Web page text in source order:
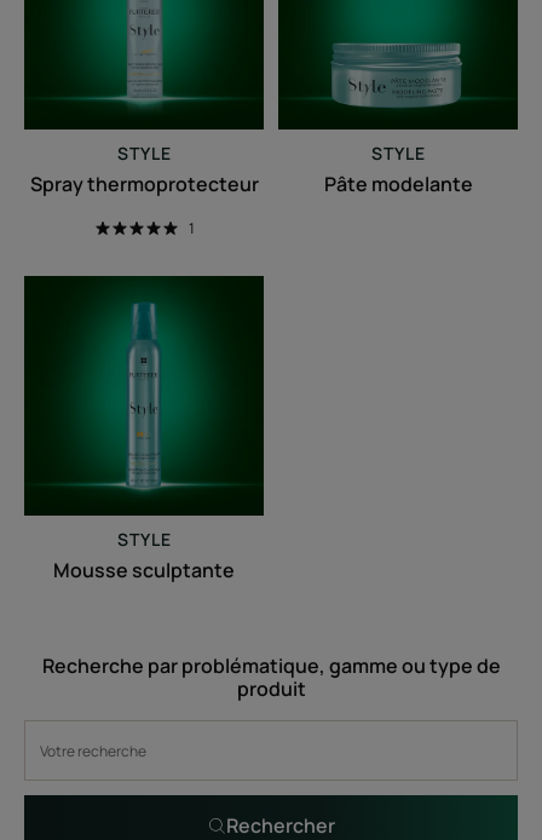
STYLE
Spray thermoprotecteur
1
STYLE
Pâte modelante
sculptante
STYLE
Mousse sculptante
Recherche par problématique, gamme ou type de
produit
Rechercher